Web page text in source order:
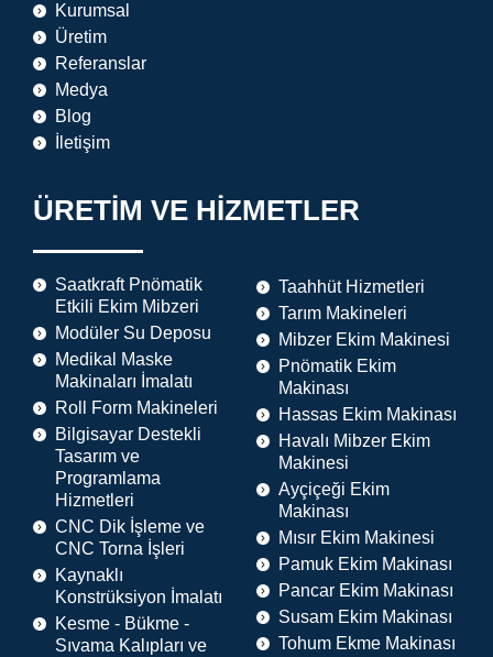
Kurumsal
Üretim
Referanslar
Medya
Blog
İletişim
ÜRETİM VE HİZMETLER
Saatkraft Pnömatik
Etkili Ekim Mibzeri
Modüler Su Deposu
Medikal Maske
Makinaları İmalatı
Roll Form Makineleri
Bilgisayar Destekli
Tasarım ve
Programlama
Hizmetleri
CNC Dik İşleme ve
CNC Torna İşleri
Kaynaklı
Konstrüksiyon İmalatı
Kesme - Bükme -
Sıvama Kalıpları ve
Taahhüt Hizmetleri
Tarım Makineleri
Mibzer Ekim Makinesi
Pnömatik Ekim
Makinası
Hassas Ekim Makinası
Havalı Mibzer Ekim
Makinesi
Ayçiçeği Ekim
Makinası
Mısır Ekim Makinesi
Pamuk Ekim Makinası
Pancar Ekim Makinası
Susam Ekim Makinası
Tohum Ekme Makinası